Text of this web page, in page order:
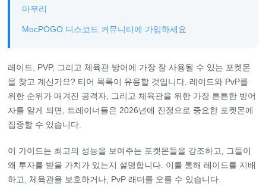
마무리
MocPOGO 디스코드 커뮤니티에 가입하세요
레이드, PVP, 그리고 체육관 방어에 가장 잘 사용될 수 있는 포켓몬
을 찾고 계신가요? 티어 목록이 유용할 것입니다. 레이드와 PvP를
위한 순위가 매겨진 공격자, 그리고 체육관을 위한 가장 튼튼한 방어
자를 알게 되면, 트레이너들은 2026년에 진정으로 중요한 포켓몬에
집중할 수 있습니다.
이 가이드는 최고의 성능을 보여주는 포켓몬들을 강조하고, 그들이
왜 투자를 받을 가치가 있는지 설명합니다. 이를 통해 레이드를 지배
하고, 체육관을 보호하거나, PvP 래더를 오를 수 있습니다.